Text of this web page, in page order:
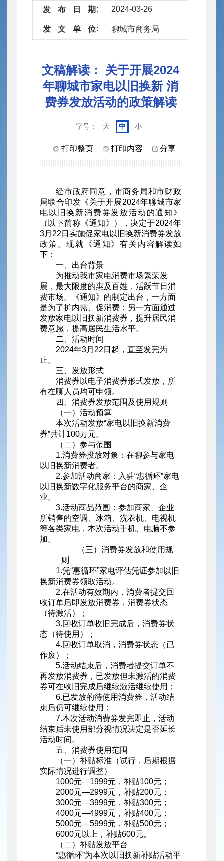
发 布 日 期 2024-03-26
发 文 单 位 聊城市商务局
文稿解读： 关于开展2024
年聊城市家电以旧换新 消
费券发放活动的政策解读
字号： 大 中 小
打印整页 打印内容 分享
经市政府同意，市商务局和市财政
局联合印发《关于开展2024年聊城市家
电以旧换新消费券发放活动的通知》
（以下简称《通知》），决定于2024年
3月22日实施促家电以旧换新消费券发放
政策。现就《通知》有关内容解读如
下：
一、出台背景
为推动我市家电消费市场繁荣发
展，最大限度的惠及百姓，活跃节日消
费市场。《通知》的制定出台，一方面
是为了扩内需、促消费；另一方面通过
发放家电以旧换新消费券，提升居民消
费意愿，提高居民生活水平。
二、活动时间
2024年3月22日起，直至发完为
止。
三、发放形式
消费券以电子消费券形式发放，所
有在聊人员均可申领。
四、消费券发放范围及使用规则
（一）活动预算
本次活动发放“家电以旧换新消费
券”共计100万元。
（二）参与范围
1.消费券投放对象：在聊参与家电
以旧换新消费者。
2.参加活动商家：入驻“惠循环”家电
以旧换新数字化服务平台的商家、企
业。
3.活动商品范围：参加商家、企业
所销售的空调、冰箱、洗衣机、电视机
等各类家电，本次活动手机、电脑不参
加。
（三）消费券发放和使用规
则
1.凭“惠循环”家电评估凭证参加以旧
换新消费券领取活动。
2.在活动有效期内，消费者提交回
收订单后即发放消费券，消费券状态
（待激活）；
3.回收订单收旧完成后，消费券状
态（待使用）；
4.回收订单取消，消费券状态（已
作废）；
5.活动结束后，消费者提交订单不
再发放消费券，已发放但未激活的消费
券可在收旧完成后继续激活继续使用；
6.已发放的待使用消费券，活动结
束后仍可继续使用；
7.本次活动消费券发完即止，活动
结束后未使用部分视情况决定是否延长
活动时间。
五、消费券使用范围
（一）补贴标准（试行，后期根据
实际情况进行调整）
1000元—1999元，补贴100元；
2000元—2999元，补贴200元；
3000元—3999元，补贴300元；
4000元—4999元，补贴400元；
5000元—5999元，补贴500元；
6000元以上，补贴600元。
（二）补贴发放平台
“惠循环”为本次以旧换新补贴活动平